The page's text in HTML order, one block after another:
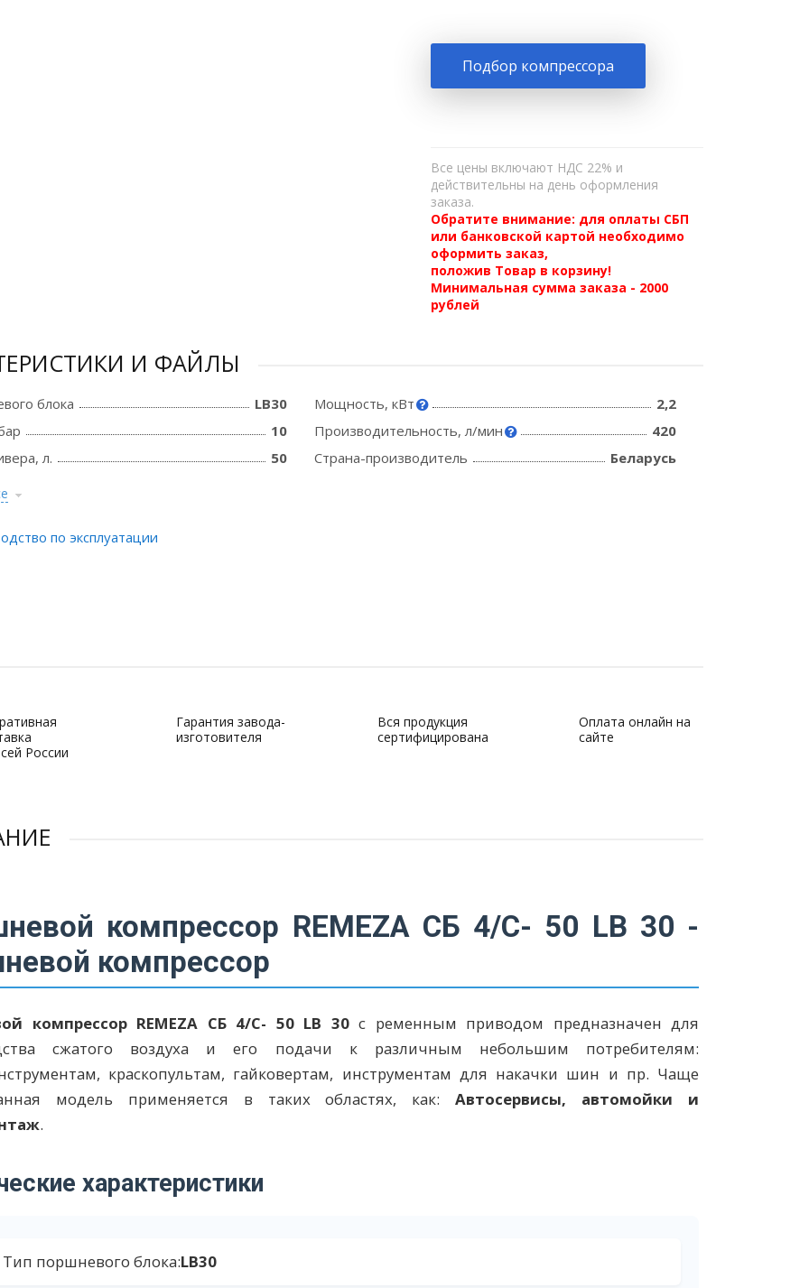
Подбор компрессора
Все цены включают НДС 22% и
действительны на день оформления
заказа.
Обратите внимание: для оплаты СБП
или банковской картой необходимо
оформить заказ,
положив Товар в корзину!
Минимальная сумма заказа - 2000
рублей
И ФАЙЛЫ
блока LB30 Мощность, кВт
2,2
10 Производительность, л/мин
420
л.
50 Страна-производитель Беларусь
по эксплуатации
России
Гарантия завода-
изготовителя
Вся продукция
сертифицирована
Оплата онлайн на
сайте
компрессор REMEZA СБ 4/С- 50 LB 30 -
компрессор
компрессор REMEZA СБ 4/С- 50 LB 30с ременным приводом предназначен для
сжатого воздуха и его подачи к различным небольшим потребителям:
краскопультам, гайковертам, инструментам для накачки шин и пр. Чаще
модель применяется в таких областях, как:Автосервисы, автомойки и
.
характеристики
Тип поршневого блока:LB30